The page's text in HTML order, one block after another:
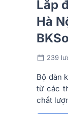
Lắp
Hà
239
Bộ dàn
từ các
chất